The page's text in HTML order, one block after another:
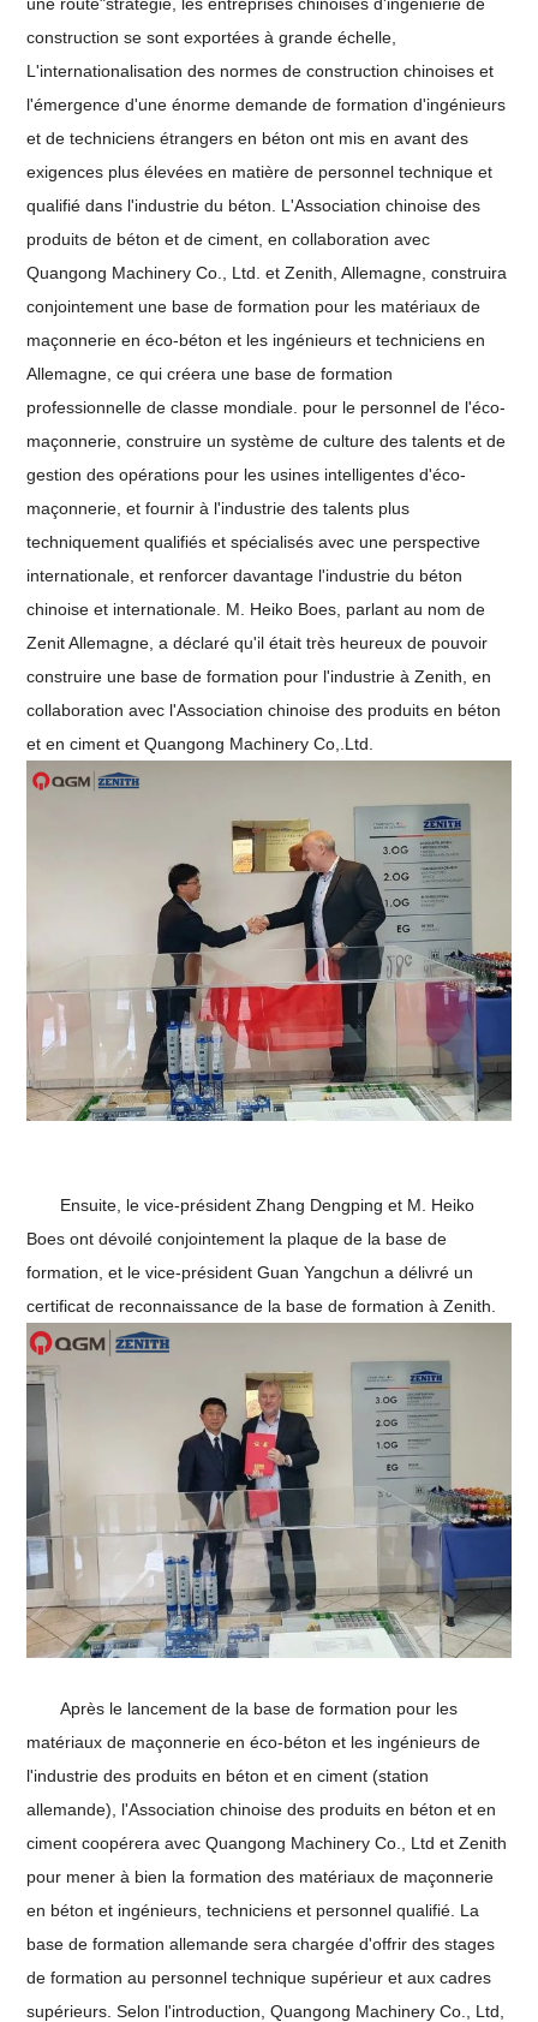
construction se sont exportées à grande échelle,
L'internationalisation des normes de construction chinoises et
l'émergence d'une énorme demande de formation d'ingénieurs
et de techniciens étrangers en béton ont mis en avant des
exigences plus élevées en matière de personnel technique et
qualifié dans l'industrie du béton. L'Association chinoise des
produits de béton et de ciment, en collaboration avec
Quangong Machinery Co., Ltd. et Zenith, Allemagne, construira
conjointement une base de formation pour les matériaux de
maçonnerie en éco-béton et les ingénieurs et techniciens en
Allemagne, ce qui créera une base de formation
professionnelle de classe mondiale. pour le personnel de l'éco-
maçonnerie, construire un système de culture des talents et de
gestion des opérations pour les usines intelligentes d'éco-
maçonnerie, et fournir à l'industrie des talents plus
techniquement qualifiés et spécialisés avec une perspective
internationale, et renforcer davantage l'industrie du béton
chinoise et internationale. M. Heiko Boes, parlant au nom de
Zenit Allemagne, a déclaré qu'il était très heureux de pouvoir
construire une base de formation pour l'industrie à Zenith, en
collaboration avec l'Association chinoise des produits en béton
et en ciment et Quangong Machinery Co,.Ltd.
Ensuite, le vice-président Zhang Dengping et M. Heiko
Boes ont dévoilé conjointement la plaque de la base de
formation, et le vice-président Guan Yangchun a délivré un
certificat de reconnaissance de la base de formation à Zenith.
Après le lancement de la base de formation pour les
matériaux de maçonnerie en éco-béton et les ingénieurs de
l'industrie des produits en béton et en ciment (station
allemande), l'Association chinoise des produits en béton et en
ciment coopérera avec Quangong Machinery Co., Ltd et Zenith
pour mener à bien la formation des matériaux de maçonnerie
en béton et ingénieurs, techniciens et personnel qualifié. La
base de formation allemande sera chargée d'offrir des stages
de formation au personnel technique supérieur et aux cadres
supérieurs. Selon l'introduction, Quangong Machinery Co., Ltd,